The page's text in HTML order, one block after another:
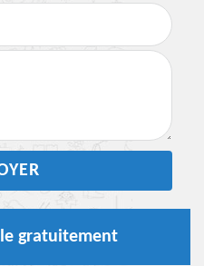
gratuitement